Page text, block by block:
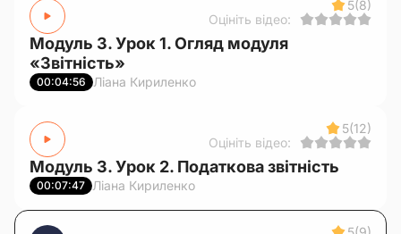
5(8)
Оцініть відео:
Модуль 3. Урок 1. Огляд модуля
«Звітність»
00:04:56 Ліана Кириленко
5(12)
Оцініть відео:
Модуль 3. Урок 2. Податкова звітність
00:07:47 Ліана Кириленко